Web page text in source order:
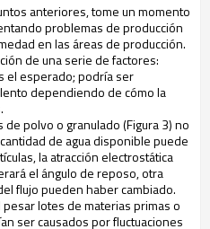
anteriores, tome un momento
problemas de producción
en las áreas de producción.
de una serie de factores:
el esperado; podría ser
dependiendo de cómo la
polvo o granulado (Figura 3) no
de agua disponible puede
la atracción electrostática
el ángulo de reposo, otra
flujo pueden haber cambiado.
lotes de materias primas o
ser causados por fluctuaciones